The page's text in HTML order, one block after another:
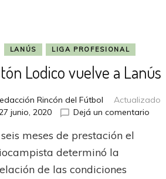
LANÚS LIGA PROFESIONAL
Lodico vuelve a Lanús
Rincón del Fútbol
Actualizado
junio, 2020 Dejá un comentario
meses de prestación el
determinó la
de las condiciones